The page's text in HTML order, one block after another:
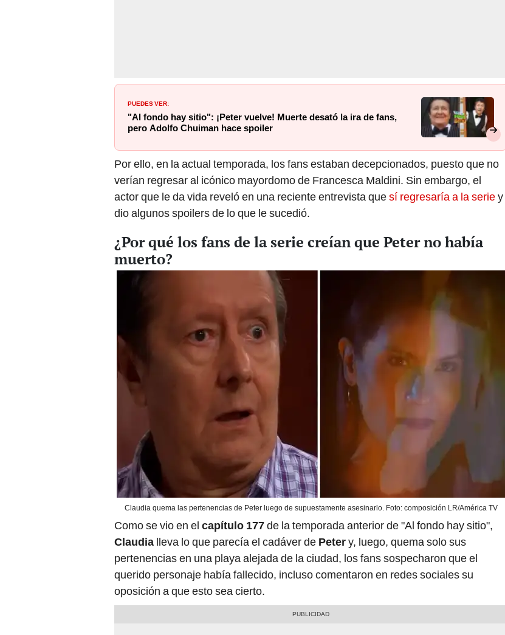
PUEDES VER:
"Al fondo hay sitio": ¡Peter vuelve! Muerte desató la ira de fans,
pero Adolfo Chuiman hace spoiler
Por ello, en la actual temporada, los fans estaban decepcionados, puesto que no
verían regresar al icónico mayordomo de Francesca Maldini. Sin embargo, el
actor que le da vida reveló en una reciente entrevista quesí regresaría a la seriey
dio algunos spoilers de lo que le sucedió.
¿Por qué los fans de la serie creían que Peter no había
muerto?
Claudia quema las pertenencias de Peter luego de supuestamente asesinarlo. Foto: composición LR/América TV
Como se vio en el capítulo 177de la temporada anterior de "Al fondo hay sitio",
Claudia lleva lo que parecía el cadáver de Petery, luego, quema solo sus
pertenencias en una playa alejada de la ciudad, los fans sospecharon que el
querido personaje había fallecido, incluso comentaron en redes sociales su
oposición a que esto sea cierto.